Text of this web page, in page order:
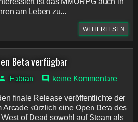
ist das MMORPG auch in
am Leben zu...
WEITERLESEN
Beta verfügbar
Fabian keine Kommentare
finale Release veröffentlichte der
Arcade kürzlich eine Open Beta des
of Dead sowohl auf Steam als